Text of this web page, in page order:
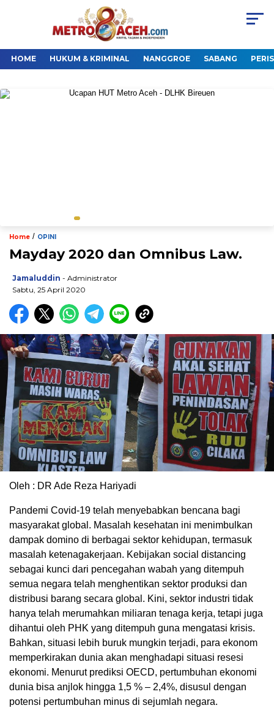
HOME HUKUM & KRIMINAL NANGGROE SABANG
Home / OPINI
Mayday 2020 dan Omnibus Law.
Jamaluddin - Administrator
Sabtu, 25 April 2020
Oleh : DR Ade Reza Hariyadi
Pandemi Covid-19 telah menyebabkan bencana bagi
masyarakat global. Masalah kesehatan ini menimbulkan
dampak domino di berbagai sektor kehidupan, termasuk
masalah ketenagakerjaan. Kebijakan social distancing
sebagai kunci dari pencegahan wabah yang ditempuh
semua negara telah menghentikan sektor produksi dan
distribusi barang secara global. Kini, sektor industri tidak
hanya telah merumahkan miliaran tenaga kerja, tetapi juga
dihantui oleh PHK yang ditempuh guna mengatasi krisis.
Bahkan, situasi lebih buruk mungkin terjadi, para ekonom
memperkirakan dunia akan menghadapi situasi resesi
ekonomi. Menurut prediksi OECD, pertumbuhan ekonomi
dunia bisa anjlok hingga 1,5 % – 2,4%, disusul dengan
potensi pertumbuhan minus di sejumlah negara.